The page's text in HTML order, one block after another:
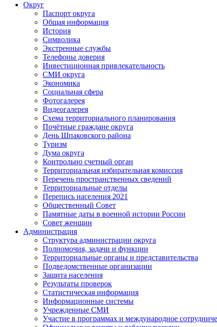
Округ
Паспорт округа
Общая информация
История
Символика
Экстренные службы
Телефоны доверия
Инвестиционная привлекательность
СМИ округа
Экономика
Социальная сфера
Фотогалерея
Видеогалерея
Схема территориального планирования
Почётные граждане округа
День Шпаковского района
Туризм
Дума округа
Контрольно счетный орган
Территориальная избирательная комиссия
Перечень пространственных сведений
Территориальные отделы
Перепись населения 2021
Общественный Совет
Памятные даты в военной истории России
Совет женщин
Администрация
Структура администрации округа
Полномочия, задачи и функции
Территориальные органы и представительства
Подведомственные организации
Защита населения
Результаты проверок
Статистическая информация
Информационные системы
Учрежденные СМИ
Участие в программах и международное